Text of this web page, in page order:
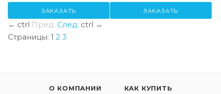
ЗАКАЗАТЬ ЗАКАЗАТЬ
← ctrl Пред. След. ctrl →
Страницы: 1 2 3
О КОМПАНИИ КАК КУПИТЬ